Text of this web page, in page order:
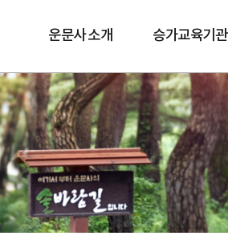
운문사 소개 승가교육기관
솔바람길